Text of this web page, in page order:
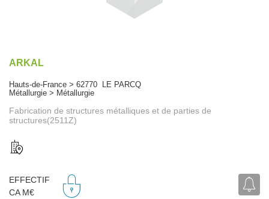
ARKAL
Hauts-de-France > 62770 LE PARCQ
Métallurgie > Métallurgie
Fabrication de structures métalliques et de parties de
structures(2511Z)
EFFECTIF
CA M€